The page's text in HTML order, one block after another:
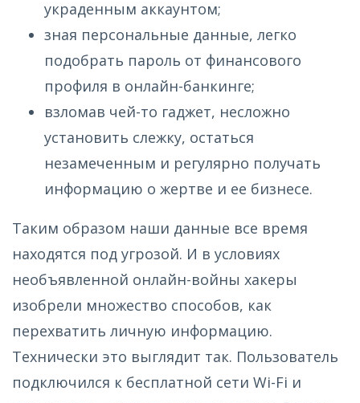
украденным аккаунтом;
зная персональные данные, легко
подобрать пароль от финансового
профиля в онлайн-банкинге;
взломав чей-то гаджет, несложно
установить слежку, остаться
незамеченным и регулярно получать
информацию о жертве и ее бизнесе.
Таким образом наши данные все время
находятся под угрозой. И в условиях
необъявленной онлайн-войны хакеры
изобрели множество способов, как
перехватить личную информацию.
Технически это выглядит так. Пользователь
подключился к бесплатной сети Wi-Fi и